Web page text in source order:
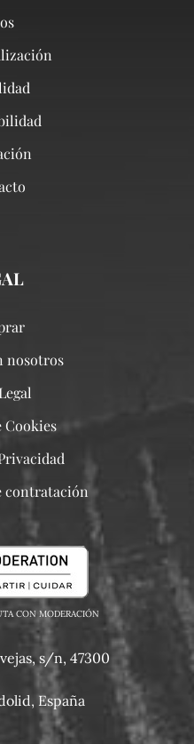
nosotros
Cookies
contratación
CON MODERACIÓN
s/n, 47300
España